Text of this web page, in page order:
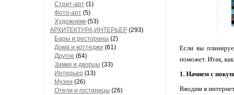
Стрит-арт (1)
Фото-арт (5)
Художники (53)
АРХИТЕКТУРА,ИНТЕРЬЕР (293)
Бары и рестораны (2)
Дома и коттеджи (61)
Другое (64)
Замки и дворцы (33)
Интерьер (13)
Музеи (26)
Отели и гостиницы (26)
Если вы
поможет. Итак,
1. Начнем с
Вводим в